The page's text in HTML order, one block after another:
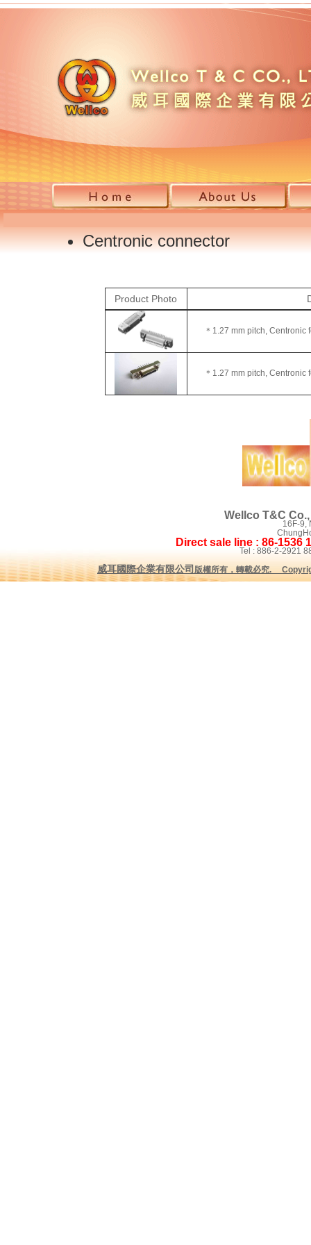
Centronic connector
Product Photo
＊1.27 mm pitch, Centronic
＊1.27 mm pitch, Centronic
Wellco T&C
16F-9,
Direct sale line : 86-1536
Tel : 886-2-
威耳國際企業有限公司 版權所有，轉載必究.